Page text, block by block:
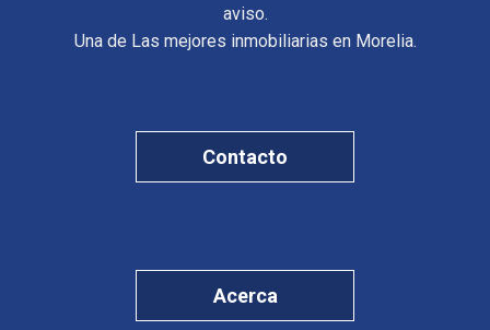
aviso.
Una de Las mejores inmobiliarias en Morelia.